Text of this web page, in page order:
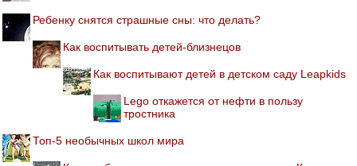
Ребенку снятся страшные сны: что делать?
Как воспитывать детей-близнецов
Как воспитывают детей в детском саду Leapkids
Lego откажется от нефти в пользу
тростника
Топ-5 необычных школ мира